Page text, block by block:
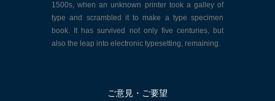
1500s, when an unknown printer took a galley of
type and scrambled it to make a type specimen
book. It has survived not only five centuries, but
also the leap into electronic typesetting, remaining.
ご意見・ご要望